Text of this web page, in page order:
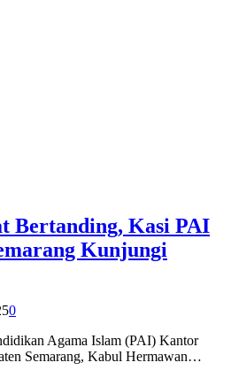
Bertanding, Kasi PAI
Kunjungi
0
Agama Islam (PAI) Kantor
Semarang, Kabul Hermawan…